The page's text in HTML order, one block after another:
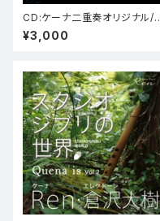
CD:ケーナ二重奏オリジナル/R
en＆Dai
¥3,000